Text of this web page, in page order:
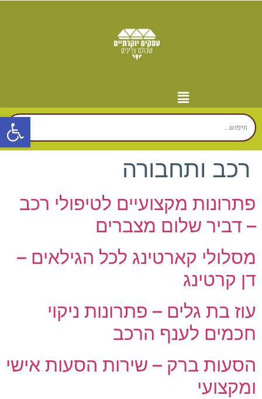
רכב ותחבורה
פתרונות מקצועיים לטיפולי רכב
– דביר שלום מצברים
מסלולי קארטינג לכל הגילאים –
דן קרטינג
עוז בת גלים – פתרונות ניקוי
חכמים לענף הרכב
הסעות ברק – שירות הסעות אישי
ומקצועי